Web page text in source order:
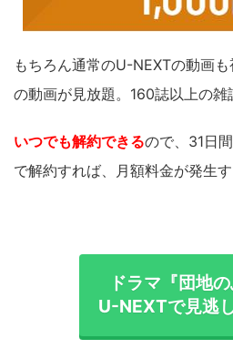
もちろん通常のU-NEXTの動画
の動画が見放題。160誌以上の雑
いつでも解約できるので、31日
で解約すれば、月額料金が発生す
ドラマ『団地の
U-NEXTで見逃